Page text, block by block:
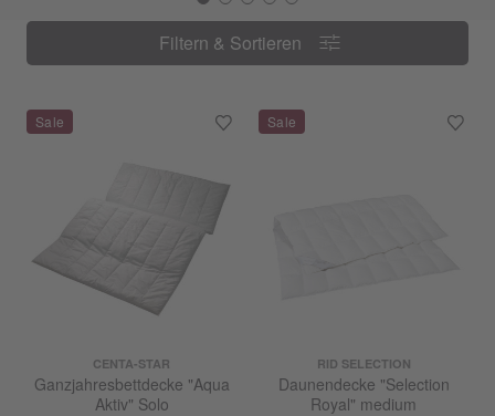
Filtern & Sortieren
Filtern & Sortieren
CENTA-STAR
Ganzjahresbettdecke "Aqua
Aktiv" Solo
RID SELECTION
Daunendecke "Selection
Royal" medium